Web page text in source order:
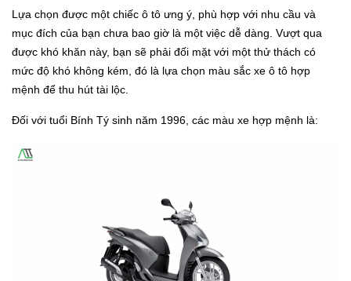
Lựa chọn được một chiếc ô tô ưng ý, phù hợp với nhu cầu và
mục đích của bạn chưa bao giờ là một việc dễ dàng. Vượt qua
được khó khăn này, bạn sẽ phải đối mặt với một thử thách có
mức độ khó không kém, đó là lựa chọn màu sắc xe ô tô hợp
mệnh để thu hút tài lộc.
Đối với tuổi Bính Tý sinh năm 1996, các màu xe hợp mệnh là: